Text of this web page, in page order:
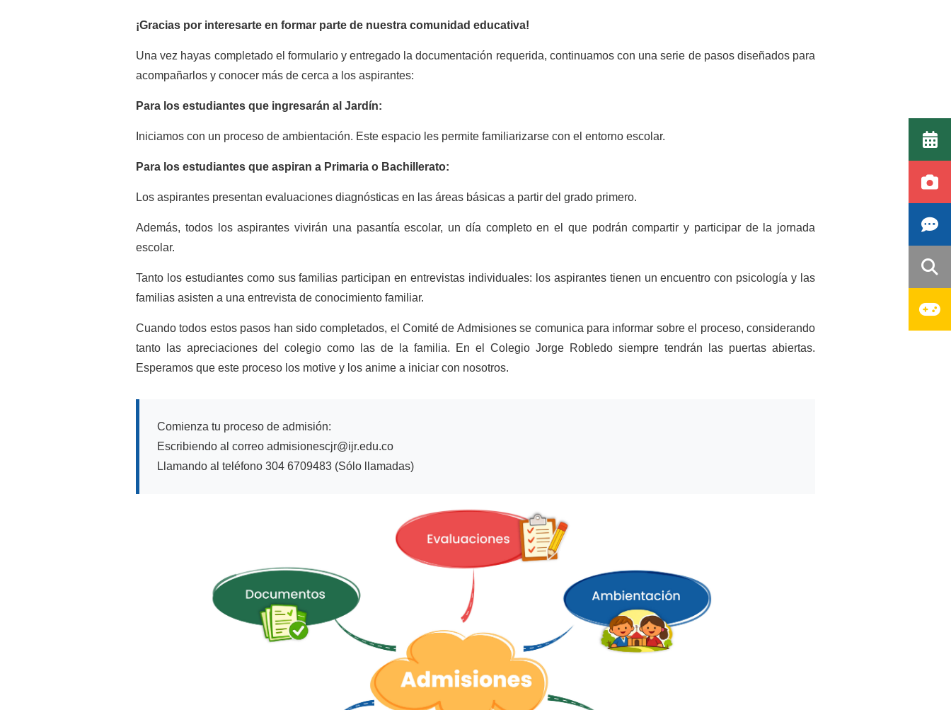
¡Gracias por interesarte en formar parte de nuestra comunidad educativa!
Una vez hayas completado el formulario y entregado la documentación requerida, continuamos con una serie de pasos diseñados para
acompañarlos y conocer más de cerca a los aspirantes:
Para los estudiantes que ingresarán al Jardín:
Iniciamos con un proceso de ambientación. Este espacio les permite familiarizarse con el entorno escolar.
Para los estudiantes que aspiran a Primaria o Bachillerato:
Los aspirantes presentan evaluaciones diagnósticas en las áreas básicas a partir del grado primero.
Además, todos los aspirantes vivirán una pasantía escolar, un día completo en el que podrán compartir y participar de la jornada
escolar.
Tanto los estudiantes como sus familias participan en entrevistas individuales: los aspirantes tienen un encuentro con psicología y las
familias asisten a una entrevista de conocimiento familiar.
Cuando todos estos pasos han sido completados, el Comité de Admisiones se comunica para informar sobre el proceso, considerando
tanto las apreciaciones del colegio como las de la familia. En el Colegio Jorge Robledo siempre tendrán las puertas abiertas.
Esperamos que este proceso los motive y los anime a iniciar con nosotros.
Comienza tu proceso de admisión:
Escribiendo al correo admisionescjr@ijr.edu.co
Llamando al teléfono 304 6709483 (Sólo llamadas)